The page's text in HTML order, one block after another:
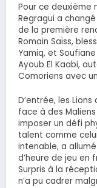
Pour ce deuxième
Regragui a
de la première
Romain Saïss,
Yamiq, et
Ayoub El Kaabi,
Comoriens avec
D’entrée, les
face à des
imposer un défi
talent comme
intenable, a
d’heure de jeu en
Surpris à la
n’a pu cadrer